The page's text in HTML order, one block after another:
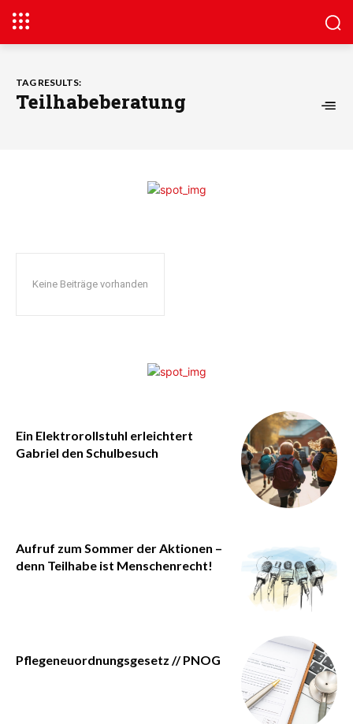
TAG RESULTS:
Teilhabeberatung
Keine Beiträge vorhanden
Ein Elektrorollstuhl erleichtert
Gabriel den Schulbesuch
Aufruf zum Sommer der Aktionen –
denn Teilhabe ist Menschenrecht!
Pflegeneuordnungsgesetz // PNOG